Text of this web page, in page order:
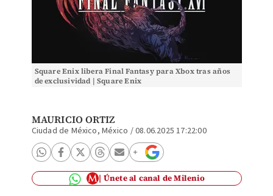
Square Enix libera Final Fantasy para Xbox tras años
de exclusividad | Square Enix
MAURICIO ORTIZ
Ciudad de México, México /08.06.2025 17:22:00
Únete al canal de Milenio